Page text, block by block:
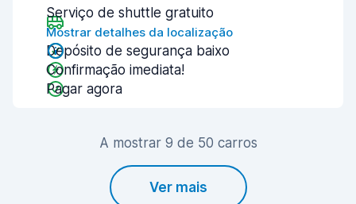
Serviço de shuttle gratuito
Mostrar detalhes da localização
Depósito de segurança baixo
Confirmação imediata!
Pagar agora
A mostrar 9 de 50 carros
Ver mais